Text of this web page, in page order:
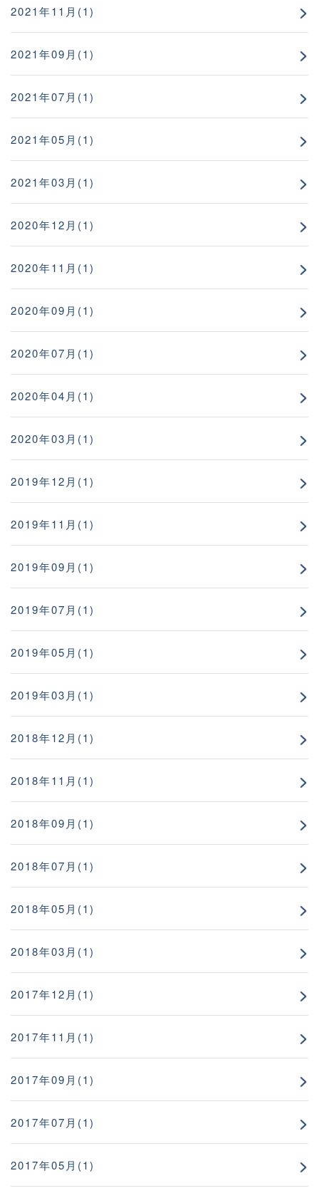
2021年11月(1)
2021年09月(1)
2021年07月(1)
2021年05月(1)
2021年03月(1)
2020年12月(1)
2020年11月(1)
2020年09月(1)
2020年07月(1)
2020年04月(1)
2020年03月(1)
2019年12月(1)
2019年11月(1)
2019年09月(1)
2019年07月(1)
2019年05月(1)
2019年03月(1)
2018年12月(1)
2018年11月(1)
2018年09月(1)
2018年07月(1)
2018年05月(1)
2018年03月(1)
2017年12月(1)
2017年11月(1)
2017年09月(1)
2017年07月(1)
2017年05月(1)